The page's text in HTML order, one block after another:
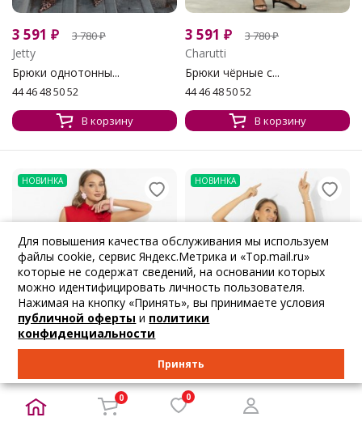
3 591 ₽ 3 780₽
Jetty
Брюки однотонны...
44 46 48 50 52
В корзину
3 591 ₽ 3 780₽
Charutti
Брюки чёрные с...
44 46 48 50 52
В корзину
НОВИНКА НОВИНКА
Для повышения качества обслуживания мы используем
файлы cookie, сервис Яндекс.Метрика и «Top.mail.ru»
которые не содержат сведений, на основании которых
можно идентифицировать личность пользователя.
Нажимая на кнопку «Принять», вы принимаете условия
публичной оферты и политики
конфиденциальности
Принять
0 0